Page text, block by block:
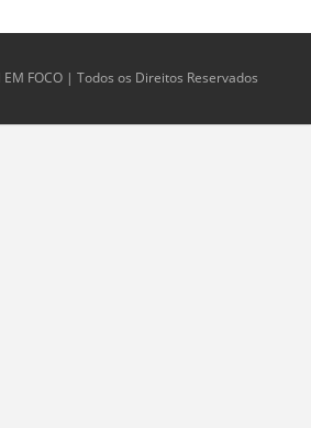
FOCO | Todos os Direitos Reservados